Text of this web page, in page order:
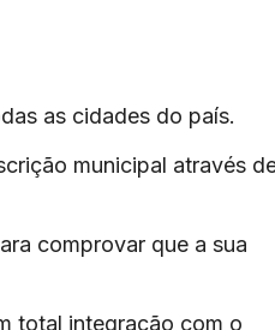
as cidades do país.
municipal através
comprovar que a sua
total integração com o